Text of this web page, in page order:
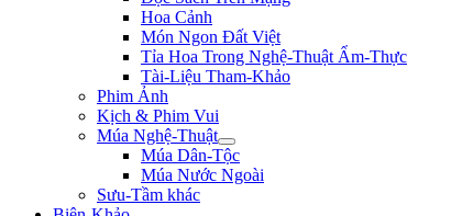
Hoa Cảnh
Món Ngon Đất Việt
Tỉa Hoa Trong Nghệ-Thuật Ẩm-Thực
Tài-Liệu Tham-Khảo
Phim Ảnh
Kịch & Phim Vui
Múa Nghệ-Thuật
Múa Dân-Tộc
Múa Nước Ngoài
Sưu-Tầm khác